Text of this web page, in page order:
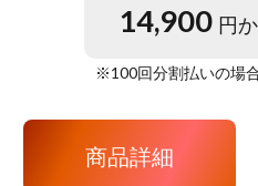
14,900 円
※100回分割払いの場
商品詳細